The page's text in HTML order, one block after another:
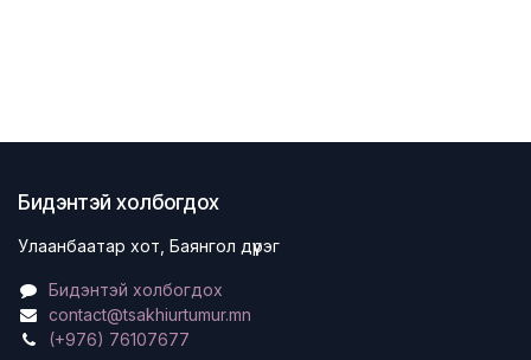
Бидэнтэй холбогдох
Улаанбаатар хот, Баянгол дүүрэг
Бидэнтэй холбогдох
contact@tsakhiurtumur.mn
(+976) 76107677